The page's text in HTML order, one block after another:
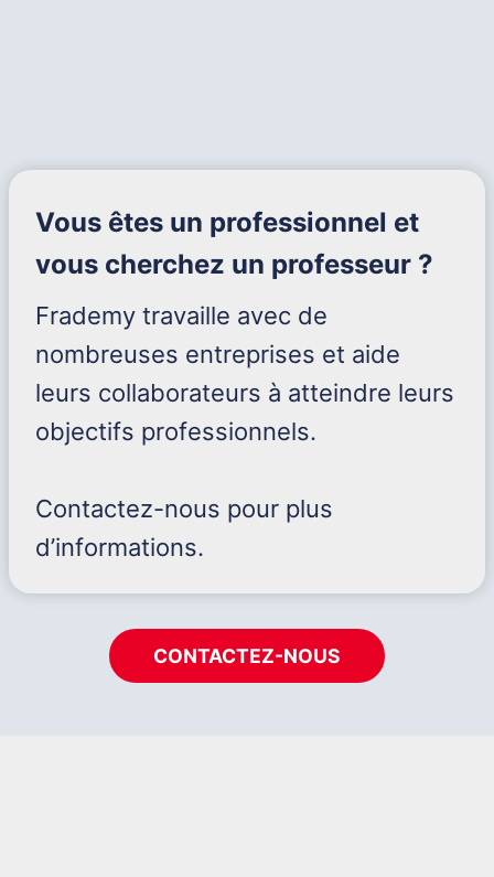
Vous êtes un professionnel et
vous cherchez un professeur ?
Frademy travaille avec de
nombreuses entreprises et aide
leurs collaborateurs à atteindre leurs
objectifs professionnels.
Contactez-nous pour plus
d’informations.
CONTACTEZ-NOUS